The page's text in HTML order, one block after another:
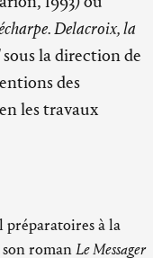
Delacroix, la
sous la direction de
des
les travaux
préparatoires à la
son romanLe Messager